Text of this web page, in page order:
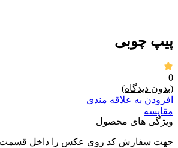
پیپ چوبی
0
(بدون دیدگاه)
افزودن به علاقه مندی
مقايسه
ویژگی های محصول
جهت سفارش کد روی عکس را داخل قسمت